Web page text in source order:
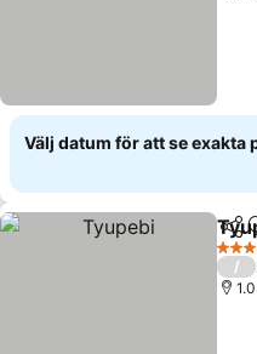
Välj datum för att se exakta
Dela
3
/